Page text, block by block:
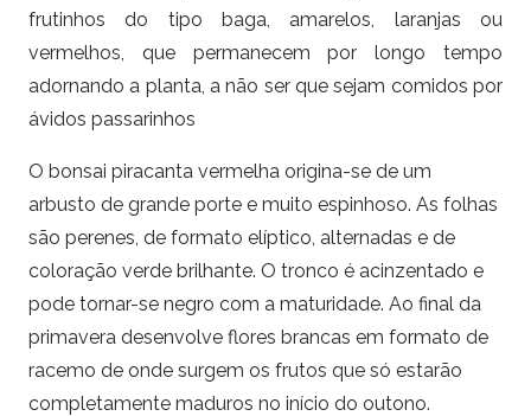
frutinhos do tipo baga, amarelos, laranjas ou
vermelhos, que permanecem por longo tempo
adornando a planta, a não ser que sejam comidos por
ávidos passarinhos
O bonsai piracanta vermelha origina-se de um
arbusto de grande porte e muito espinhoso. As folhas
são perenes, de formato elíptico, alternadas e de
coloração verde brilhante. O tronco é acinzentado e
pode tornar-se negro com a maturidade. Ao final da
primavera desenvolve flores brancas em formato de
racemo de onde surgem os frutos que só estarão
completamente maduros no início do outono.